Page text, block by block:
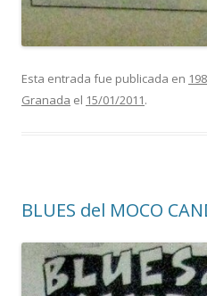
Esta entrada fue publicada en
Granada el 15/01/2011.
BLUES del MOCO